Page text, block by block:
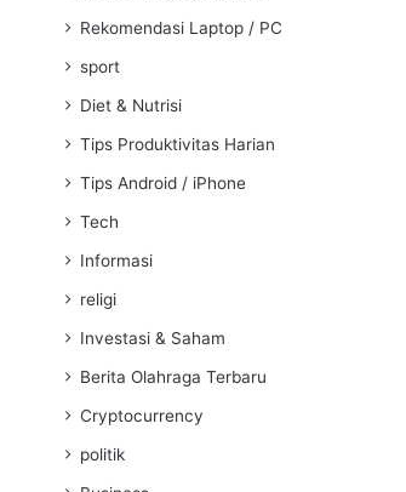
Rekomendasi Laptop / PC
sport
Diet & Nutrisi
Tips Produktivitas Harian
Tips Android / iPhone
Tech
Informasi
religi
Investasi & Saham
Berita Olahraga Terbaru
Cryptocurrency
politik